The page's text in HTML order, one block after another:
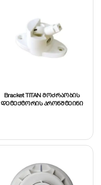
Bracket TITAN მოძრაობის
დეტექტორის კრონშტეინი